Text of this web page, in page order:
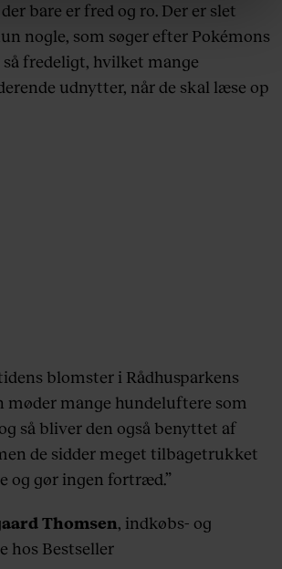
cookies, samarbejdspartnere og
personoplysninger i forbindelse
privatlivspolitikogcookiepolitik
bare er fred og ro. Der er slet
nogle, som søger efter Pokémons
så fredeligt, hvilket mange
udnytter, når de skal læse op
blomster i Rådhusparkens
mange hundeluftere som
så bliver den også benyttet af
de sidder meget tilbagetrukket
og gør ingen fortræd.”
Thomsen, indkøbs- og
hos Bestseller